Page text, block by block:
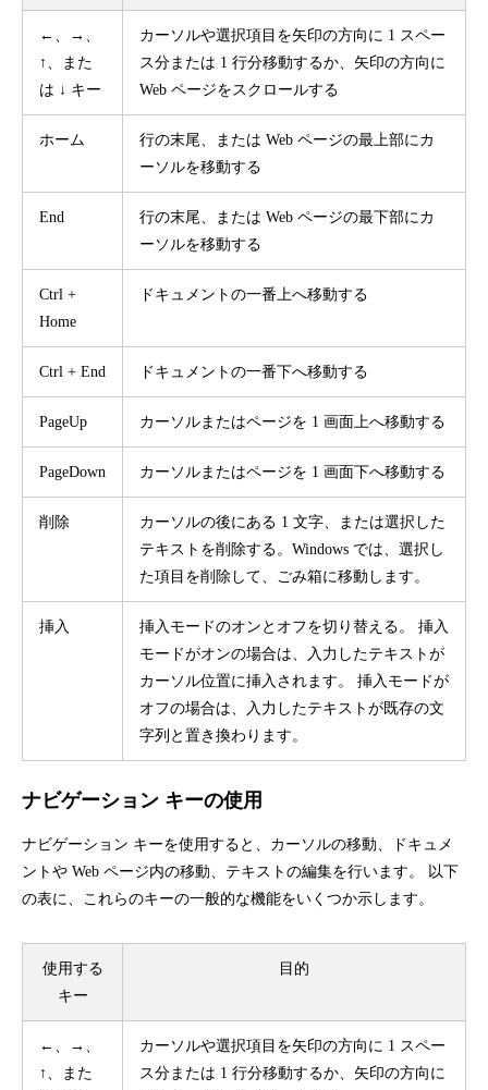
←、→、
↑、また
は ↓ キー
カーソルや選択項目を矢印の方向に 1 スペー
ス分または 1 行分移動するか、矢印の方向に
Web ページをスクロールする
ホーム
行の末尾、または Web ページの最上部にカ
ーソルを移動する
End
行の末尾、または Web ページの最下部にカ
ーソルを移動する
Ctrl +
Home
ドキュメントの一番上へ移動する
Ctrl + End ドキュメントの一番下へ移動する
PageUp カーソルまたはページを 1 画面上へ移動する
PageDown カーソルまたはページを 1 画面下へ移動する
削除
カーソルの後にある 1 文字、または選択した
テキストを削除する。Windows では、選択し
た項目を削除して、ごみ箱に移動します。
挿入
挿入モードのオンとオフを切り替える。 挿入
モードがオンの場合は、入力したテキストが
カーソル位置に挿入されます。 挿入モードが
オフの場合は、入力したテキストが既存の文
字列と置き換わります。
ナビゲーション キーの使用
ナビゲーション キーを使用すると、カーソルの移動、ドキュメ
ントや Web ページ内の移動、テキストの編集を行います。 以下
の表に、これらのキーの一般的な機能をいくつか示します。
使用する
キー
目的
←、→、
↑、また
カーソルや選択項目を矢印の方向に 1 スペー
ス分または 1 行分移動するか、矢印の方向に